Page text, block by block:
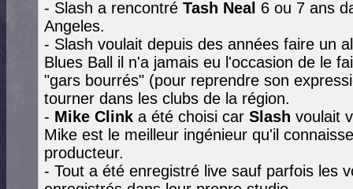
- Slash a rencontré Tash Neal 6 ou 7 ans
Angeles.
- Slash voulait depuis des années faire un
Blues Ball il n'a jamais eu l'occasion de le
"gars bourrés" (pour reprendre son
tourner dans les clubs de la région.
- Mike Clink a été choisi car Slash voulait
Mike est le meilleur ingénieur qu'il
producteur.
- Tout a été enregistré live sauf parfois les